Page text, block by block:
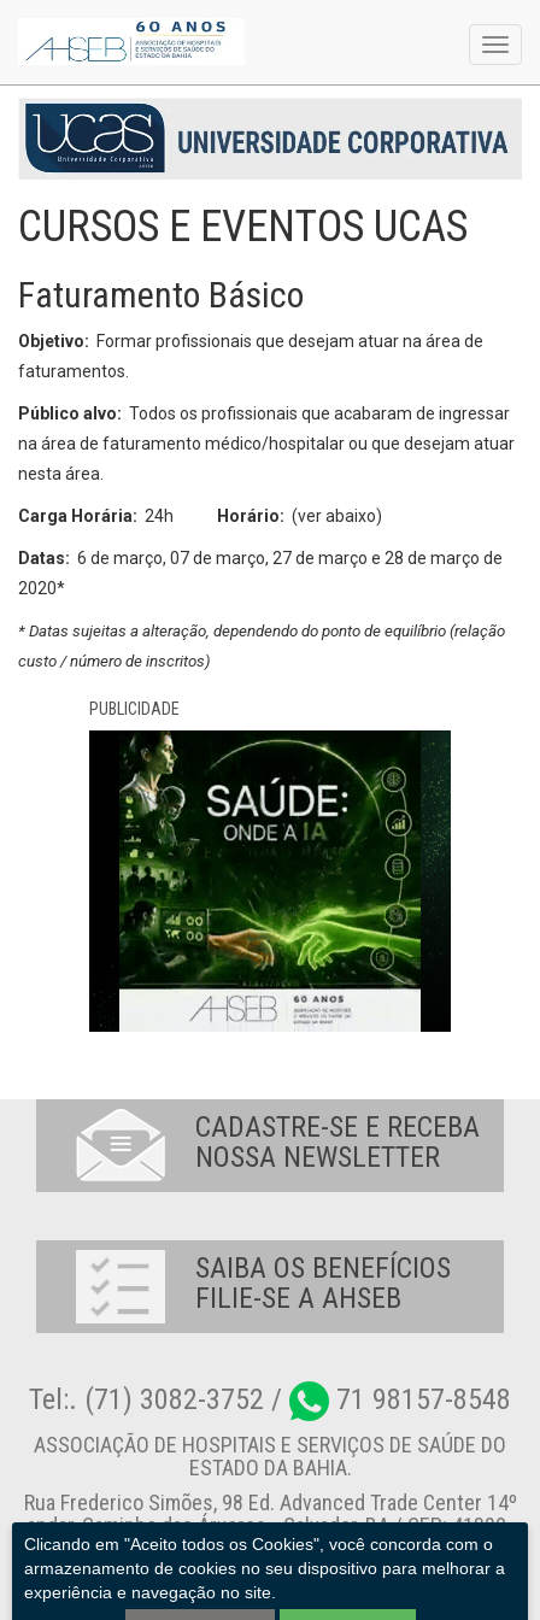
CURSOS E EVENTOS UCAS
Faturamento Básico
Objetivo: Formar profissionais que desejam atuar na área de
faturamentos.
Público alvo: Todos os profissionais que acabaram de ingressar
na área de faturamento médico/hospitalar ou que desejam atuar
nesta área.
Carga Horária: 24h Horário: (ver abaixo)
Datas: 6 de março, 07 de março, 27 de março e 28 de março de
2020*
* Datas sujeitas a alteração, dependendo do ponto de equilíbrio (relação
custo / número de inscritos)
PUBLICIDADE
Clicando em "Aceito todos os Cookies", você concorda com o
armazenamento de cookies no seu dispositivo para melhorar a
experiência e navegação no site.
CADASTRE-SE E RECEBA
NOSSA NEWSLETTER
SAIBA OS BENEFÍCIOS
FILIE-SE A AHSEB
Tel:. (71) 3082-3752 / 71 98157-8548
ASSOCIAÇÃO DE HOSPITAIS E SERVIÇOS DE SAÚDE DO
ESTADO DA BAHIA.
Rua Frederico Simões, 98 Ed. Advanced Trade Center 14º
andar, Caminho das Árvores - Salvador-BA / CEP: 41820-
774
Canal de Denúncia